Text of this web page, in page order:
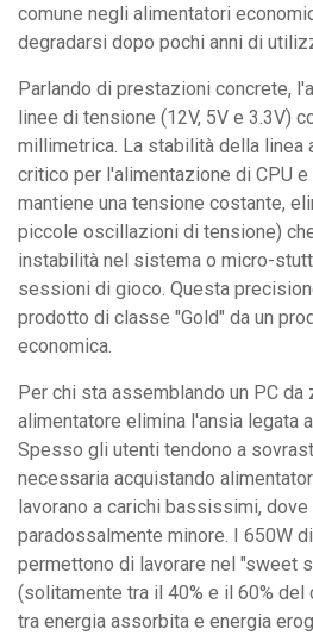
comune negli alimentatori
degradarsi dopo pochi anni di
Parlando di prestazioni concrete,
linee di tensione (12V, 5V e 3.3V)
millimetrica. La stabilità della linea
critico per l'alimentazione di CPU e
mantiene una tensione costante,
piccole oscillazioni di tensione)
instabilità nel sistema o micro-
sessioni di gioco. Questa
prodotto di classe "Gold" da un
economica.
Per chi sta assemblando un PC da
alimentatore elimina l'ansia legata
Spesso gli utenti tendono a
necessaria acquistando
lavorano a carichi bassissimi,
paradossalmente minore. I 650W
permettono di lavorare nel "sweet
(solitamente tra il 40% e il 60% del
tra energia assorbita e energia